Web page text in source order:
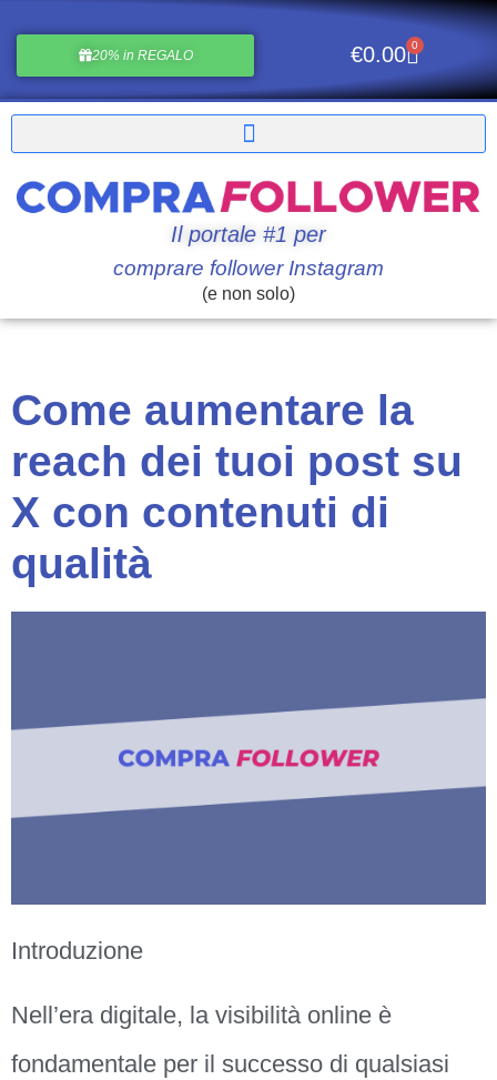
20% in REGALO €0.00 0
Il portale #1 per
comprare follower Instagram
(e non solo)
Come aumentare la
reach dei tuoi post su
X con contenuti di
qualità
Introduzione
Nell’era digitale, la visibilità online è
fondamentale per il successo di qualsiasi